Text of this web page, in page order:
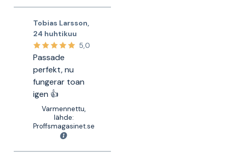
Tobias Larsson,
24 huhtikuu
5,0
Passade
perfekt, nu
fungerar toan
igen 👍
Varmennettu,
lähde:
Proffsmagasinet.se